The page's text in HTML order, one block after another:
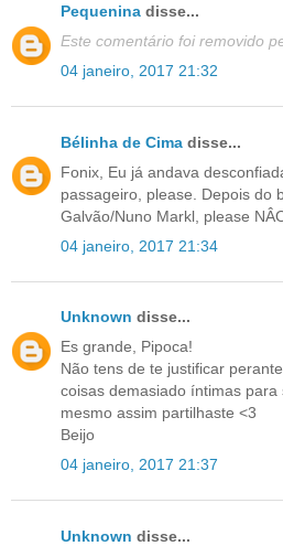
Pequenina disse...
Este comentário foi removido
04 janeiro, 2017 21:32
Bélinha de Cima disse...
Fonix, Eu já andava
passageiro, please. Depois do
Galvão/Nuno Markl, please
04 janeiro, 2017 21:34
Unknown disse...
Es grande, Pipoca!
Não tens de te justificar
coisas demasiado íntimas
mesmo assim partilhaste <3
Beijo
04 janeiro, 2017 21:37
Unknown disse...